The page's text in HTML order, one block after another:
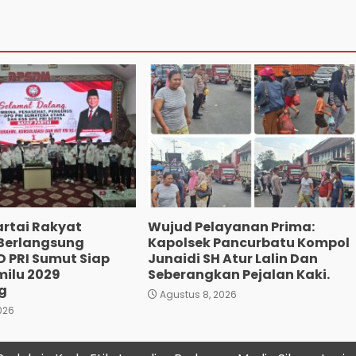
Rakyat
PRI Sumut Siap
2029
Wujud Pelayanan Prima:
Kapolsek Pancurbatu Kompol
Junaidi SH Atur Lalin Dan
Seberangkan Pejalan Kaki.
Agustus 8, 2026